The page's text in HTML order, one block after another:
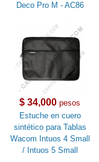
Deco Pro M - AC86
$ 34,000 pesos
Estuche en cuero
sintético para Tablas
Wacom Intuos 4 Small
/ Intuos 5 Small